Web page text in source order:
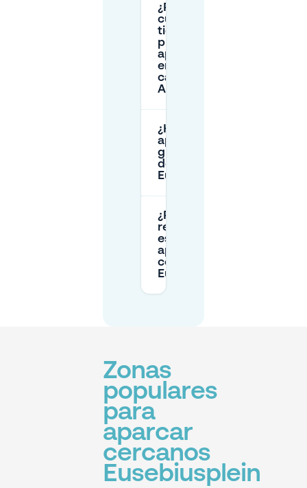
¿Por
cuánto
tiempo
puedo
aparcar
en la
calle en
Arnhem?
¿Hay
aparcamiento
gratuito cerca
de
Eusebiusplein?
¿Puedo
reservar un
espacio de
aparcamiento
cerca de
Eusebiusplein?
Zonas
populares
para
aparcar
cercanos
Eusebiusplein